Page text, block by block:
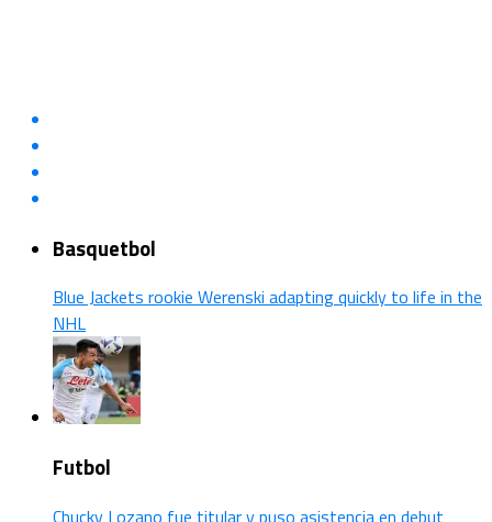
Basquetbol
Blue Jackets rookie Werenski adapting quickly to life in the
NHL
Futbol
Chucky Lozano fue titular y puso asistencia en debut